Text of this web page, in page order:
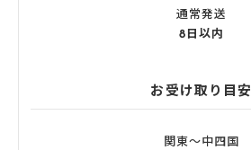
通常発送
8日以内
お受け取り目安
関東〜中四国